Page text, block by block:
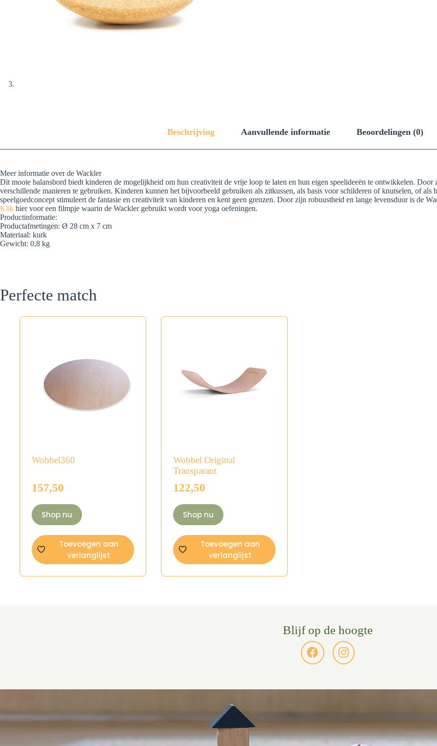
Beschrijving Aanvullende informatie Beoordelingen (0)
Meer informatie over de Wackler
Dit mooie balansbord biedt kinderen de mogelijkheid om hun creativiteit de vrije loop te laten en hun eigen speelideeën te ontwikkelen.
verschillende manieren te gebruiken. Kinderen kunnen het bijvoorbeeld gebruiken als zitkussen, als basis voor schilderen of knutselen, of
speelgoedconcept stimuleert de fantasie en creativiteit van kinderen en kent geen grenzen. Door zijn robuustheid en lange levensduur is de
Klik hier voor een filmpje waarin de Wackler gebruikt wordt voor yoga oefeningen.
Productinformatie:
Productafmetingen: Ø 28 cm x 7 cm
Materiaal: kurk
Gewicht: 0,8 kg
Perfecte match
Wobbel360
157,50
Shop nu
Toevoegen aan
verlanglijst
Wobbel Original
Transparant
122,50
Shop nu
Toevoegen aan
verlanglijst
Blijf op de hoogte